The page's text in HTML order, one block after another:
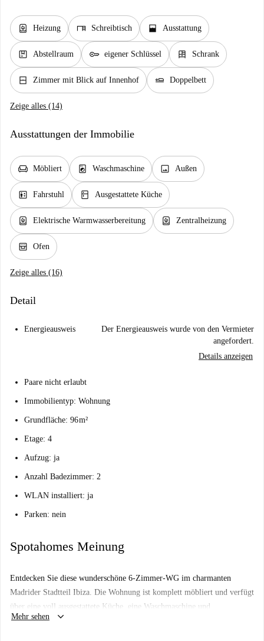
water_heater Heizung desk Schreibtisch window_open Ausstattung
package Abstellraum key eigener Schlüssel dresser Schrank
window_closed Zimmer mit Blick auf Innenhof airline_seat_flat Doppelbett
Zeige alles (14)
Ausstattungen der Immobilie
chair Möbliert local_laundry_service Waschmaschine image Außen
elevator Fahrstuhl kitchen Ausgestattete Küche
water_heater Elektrische Warmwasserbereitung water_heater Zentralheizung
oven_gen Ofen
Zeige alles (16)
Detail
Energieausweis
Der Energieausweis wurde von den Vermieter
angefordert.
Details anzeigen
Paare nicht erlaubt
Immobilientyp: Wohnung
Grundfläche: 96 m²
Etage: 4
Aufzug: ja
Anzahl Badezimmer: 2
WLAN installiert: ja
Parken: nein
Spotahomes Meinung
Entdecken Sie diese wunderschöne 6-Zimmer-WG im charmanten
Madrider Stadtteil Ibiza. Die Wohnung ist komplett möbliert und verfügt
über eine voll ausgestattete Küche, eine Waschmaschine und
Zentralheizung. Ein Reinigungsservice ist inklusive. Die Wohnung ist
Mehr sehen keyboard_arrow_down